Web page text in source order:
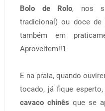
Bolo de Rolo, nos
tradicional) ou doce de
também em
Aproveitem!!1
E na praia, quando
tocado, já fique
cavaco chinês que se